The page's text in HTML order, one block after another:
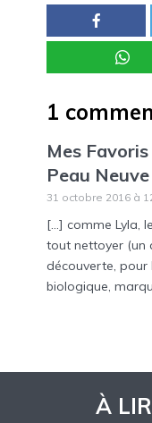
1
Mes
Peau Neuve
31 octobre 2016 à
[…] comme Lyla,
tout nettoyer (un
découverte, pour
biologique,
À